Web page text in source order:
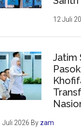
12 Juli
Jatim
Juli 2026 By zam